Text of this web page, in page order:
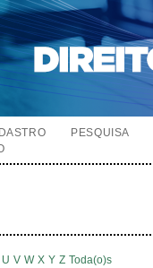
PESQUISA
U V W X Y Z Toda(o)s